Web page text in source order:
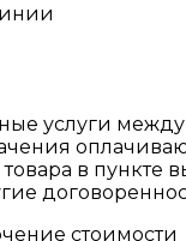
услуги между
в пункте
стоимости